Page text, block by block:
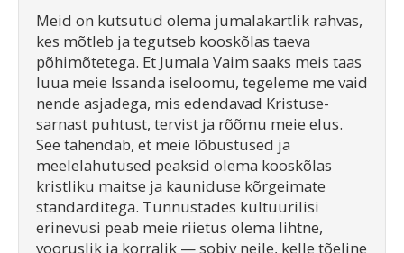
Meid on kutsutud olema jumalakartlik rahvas,
kes mõtleb ja tegutseb kooskõlas taeva
põhimõtetega. Et Jumala Vaim saaks meis taas
luua meie Issanda iseloomu, tegeleme me vaid
nende asjadega, mis edendavad Kristuse-
sarnast puhtust, tervist ja rõõmu meie elus.
See tähendab, et meie lõbustused ja
meelelahutused peaksid olema kooskõlas
kristliku maitse ja kauniduse kõrgeimate
standarditega. Tunnustades kultuurilisi
erinevusi peab meie riietus olema lihtne,
vooruslik ja korralik — sobiv neile, kelle tõeline